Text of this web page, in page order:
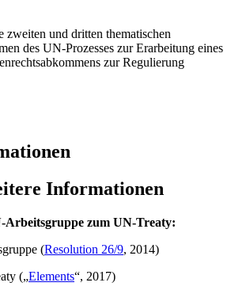
zweiten und dritten thematischen
des UN-Prozesses zur Erarbeitung eines
zur Regulierung
Informationen
Arbeitsgruppe zum UN-Treaty:
(Resolution 26/9, 2014)
(„Elements“, 2017)